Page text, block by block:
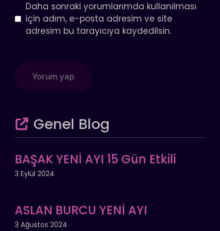
Daha sonraki yorumlarımda kullanılması
için adım, e-posta adresim ve site
adresim bu tarayıcıya kaydedilsin.
Genel Blog
BAŞAK YENİ AYI 15 Gün Etkili
3 Eylül 2024
ASLAN BURCU YENİ AYI
3 Ağustos 2024